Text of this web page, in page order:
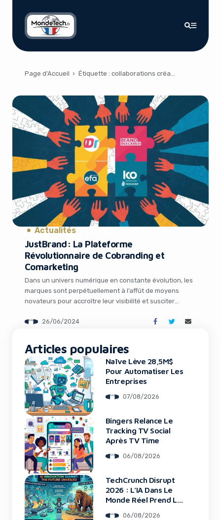
Page d’Accueil › Étiquette : collaborations créatives
Actualités
JustBrand: La Plateforme
Révolutionnaire de Cobranding et
Comarketing
Dans un univers numérique en constante évolution, les
marques sont perpétuellement à l’affût de moyens
novateurs pour accroître leur visibilité et susciter
contexte que JustBrand, la première plateforme
fait son entrée remarquée sur le […]
26/06/2024
Articles populaires
Naïve Lève 28,5M$
Pour Automatiser Les
Entreprises
07/08/2026
Bingers Relance Le
Tracking TV Social
Après TV Time
06/08/2026
TechCrunch Disrupt
2026 : L’IA Dans Le
Monde Réel Prend La
06/08/2026
using an ad-blocker!
Yes, I will turn off Ad-Blocker
No Thanks